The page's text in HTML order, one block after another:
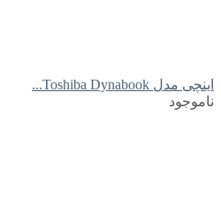
اینچی مدل Toshiba Dynabook...
ناموجود